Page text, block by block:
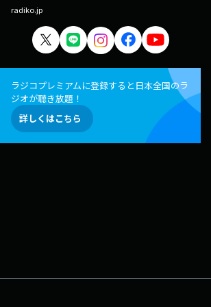
radiko.jp
ラジコプレミアムに登録すると日本全国のラ
ジオが聴き放題！
詳しくはこちら